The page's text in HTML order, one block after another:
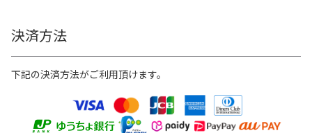
決済方法
下記の決済方法がご利用頂けます。